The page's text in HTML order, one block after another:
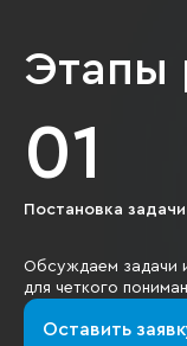
Этапы
01
Постановка задачи
Обсуждаем задачи
для четкого
Оставить